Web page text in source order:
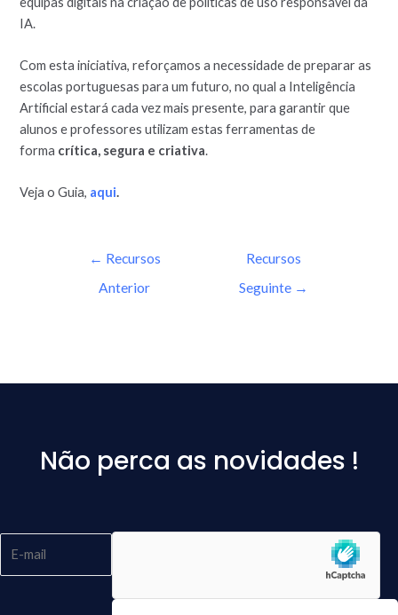
IA.
Com esta iniciativa, reforçamos a necessidade de preparar as
escolas portuguesas para um futuro, no qual a Inteligência
Artificial estará cada vez mais presente, para garantir que
alunos e professores utilizam estas ferramentas de
forma crítica, segura e criativa.
Veja o Guia, aqui.
← Recursos
Anterior
Recursos
Seguinte →
Não perca as novidades !